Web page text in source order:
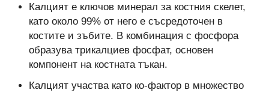
Калцият е ключов минерал за костния скелет,
като около 99% от него е съсредоточен в
костите и зъбите. В комбинация с фосфора
образува трикалциев фосфат, основен
компонент на костната тъкан.
Калцият участва като ко-фактор в множество